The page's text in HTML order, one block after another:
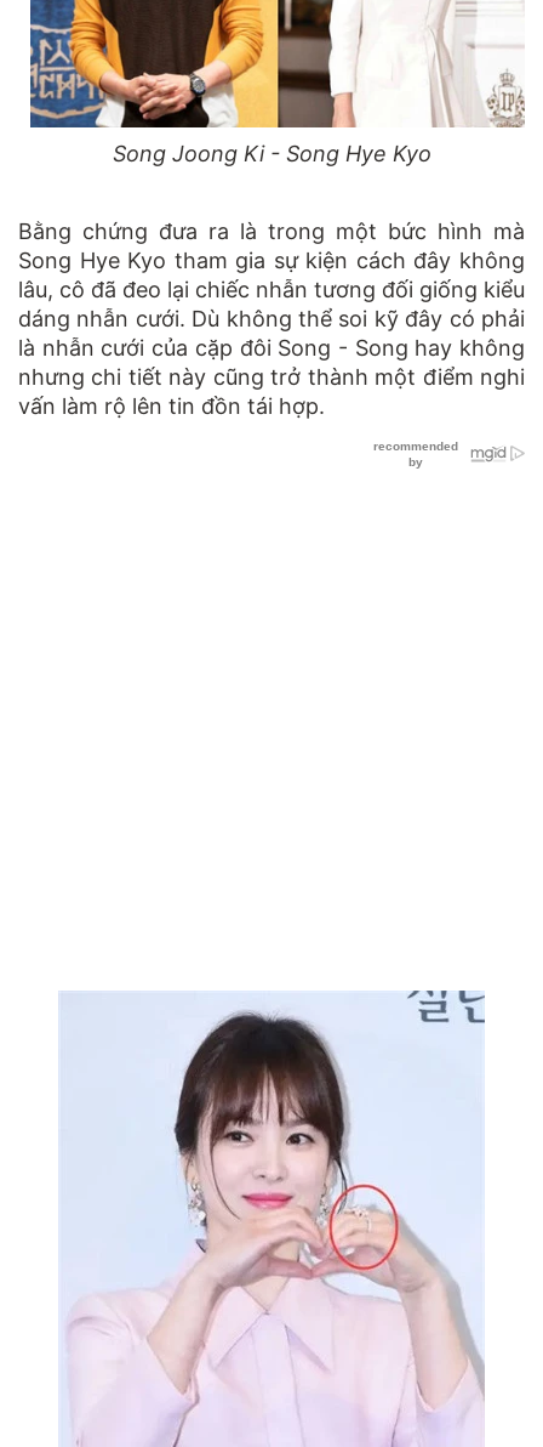
Song Joong Ki - Song Hye Kyo
Bằng chứng đưa ra là trong một bức hình mà
Song Hye Kyo tham gia sự kiện cách đây không
lâu, cô đã đeo lại chiếc nhẫn tương đối giống kiểu
dáng nhẫn cưới. Dù không thể soi kỹ đây có phải
là nhẫn cưới của cặp đôi Song - Song hay không
nhưng chi tiết này cũng trở thành một điểm nghi
vấn làm rộ lên tin đồn tái hợp.